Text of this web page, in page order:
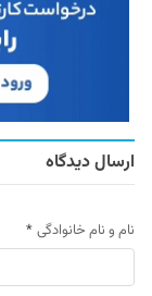
ارسال دیدگاه
نام و نام خانوادگی *